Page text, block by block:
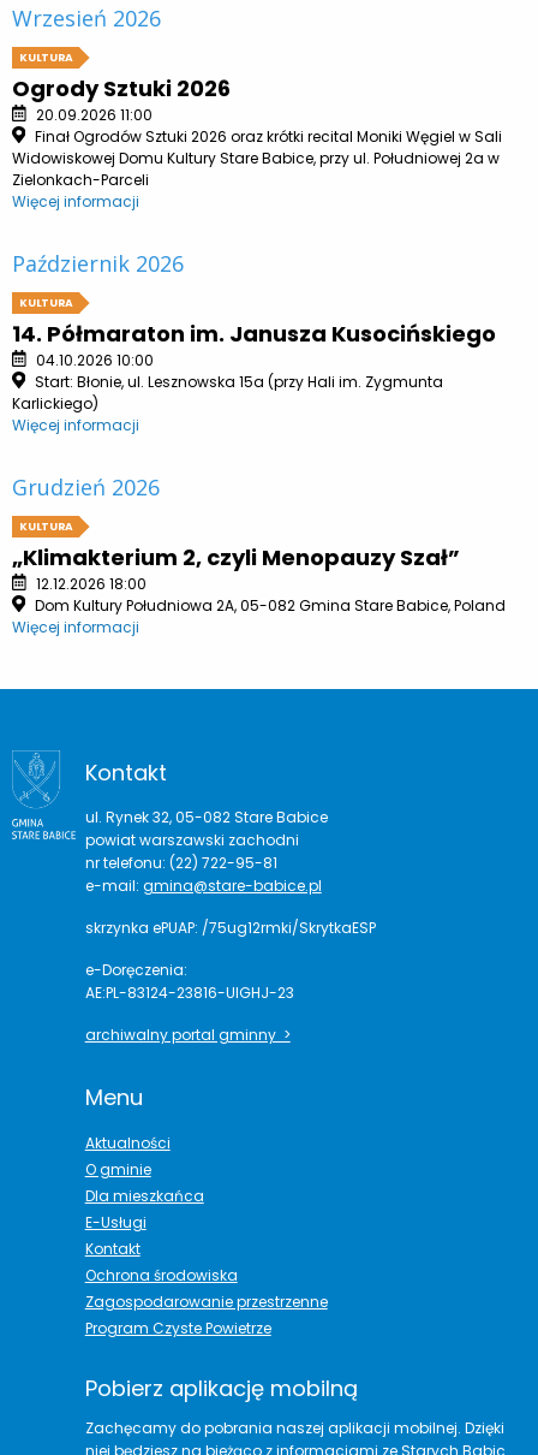
Wrzesień 2026
KULTURA
Ogrody Sztuki 2026
20.09.2026 11:00
Finał Ogrodów Sztuki 2026 oraz krótki recital Moniki Węgiel w Sali
Widowiskowej Domu Kultury Stare Babice, przy ul. Południowej 2a w
Zielonkach-Parceli
Więcej informacji
Październik 2026
KULTURA
14. Półmaraton im. Janusza Kusocińskiego
04.10.2026 10:00
Start: Błonie, ul. Lesznowska 15a (przy Hali im. Zygmunta
Karlickiego)
Więcej informacji
Grudzień 2026
KULTURA
„Klimakterium 2, czyli Menopauzy Szał”
12.12.2026 18:00
Dom Kultury Południowa 2A, 05-082 Gmina Stare Babice, Poland
Więcej informacji
Kontakt
ul. Rynek 32, 05-082 Stare Babice
powiat warszawski zachodni
nr telefonu: (22) 722-95-81
e-mail: gmina@stare-babice.pl
skrzynka ePUAP: /75ug12rmki/SkrytkaESP
e-Doręczenia:
AE:PL-83124-23816-UIGHJ-23
archiwalny portal gminny >
Menu
Aktualności
O gminie
Dla mieszkańca
E-Usługi
Kontakt
Ochrona środowiska
Zagospodarowanie przestrzenne
Program Czyste Powietrze
Pobierz aplikację mobilną
Zachęcamy do pobrania naszej aplikacji mobilnej. Dzięki
niej będziesz na bieżąco z informacjami ze Starych Babic